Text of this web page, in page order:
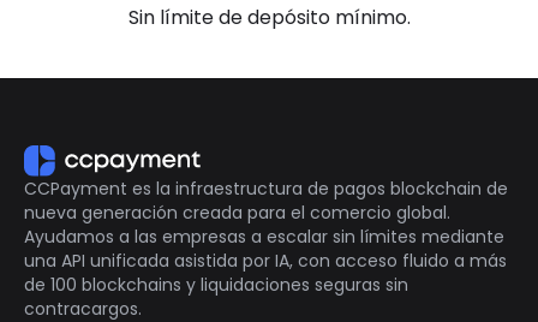
Sin límite de depósito mínimo.
CCPayment es la infraestructura de pagos blockchain de
nueva generación creada para el comercio global.
Ayudamos a las empresas a escalar sin límites mediante
una API unificada asistida por IA, con acceso fluido a más
de 100 blockchains y liquidaciones seguras sin
contracargos.